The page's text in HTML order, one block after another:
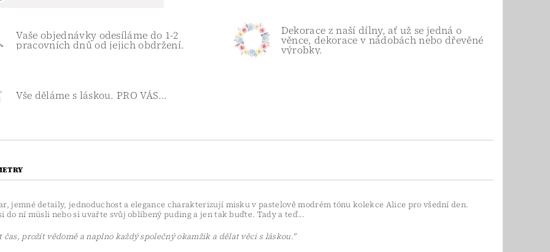
Vaše objednávky odesíláme do 1-2
pracovních dnů od jejich obdržení.
Dekorace z naší dílny, ať už se jedná o
věnce, dekorace v nádobách nebo dřevěné
výrobky.
Vše děláme s láskou. PRO VÁS...
jemné detaily, jednoduchost a elegance charakterizují misku v pastelově modrém tónu kolekce Alice pro všední den.
do ní müsli nebo si uvařte svůj oblíbený puding a jen tak buďte. Tady a teď...
čas, prožít vědomě a naplno každý společný okamžik a dělat věci s láskou."